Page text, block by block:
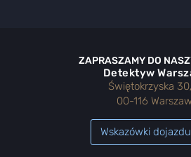
ZAPRASZAMY DO
Detektyw
Świętokrzyska
00-116
Wskazówki dojazdu